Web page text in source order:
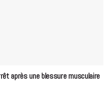
après une blessure musculaire